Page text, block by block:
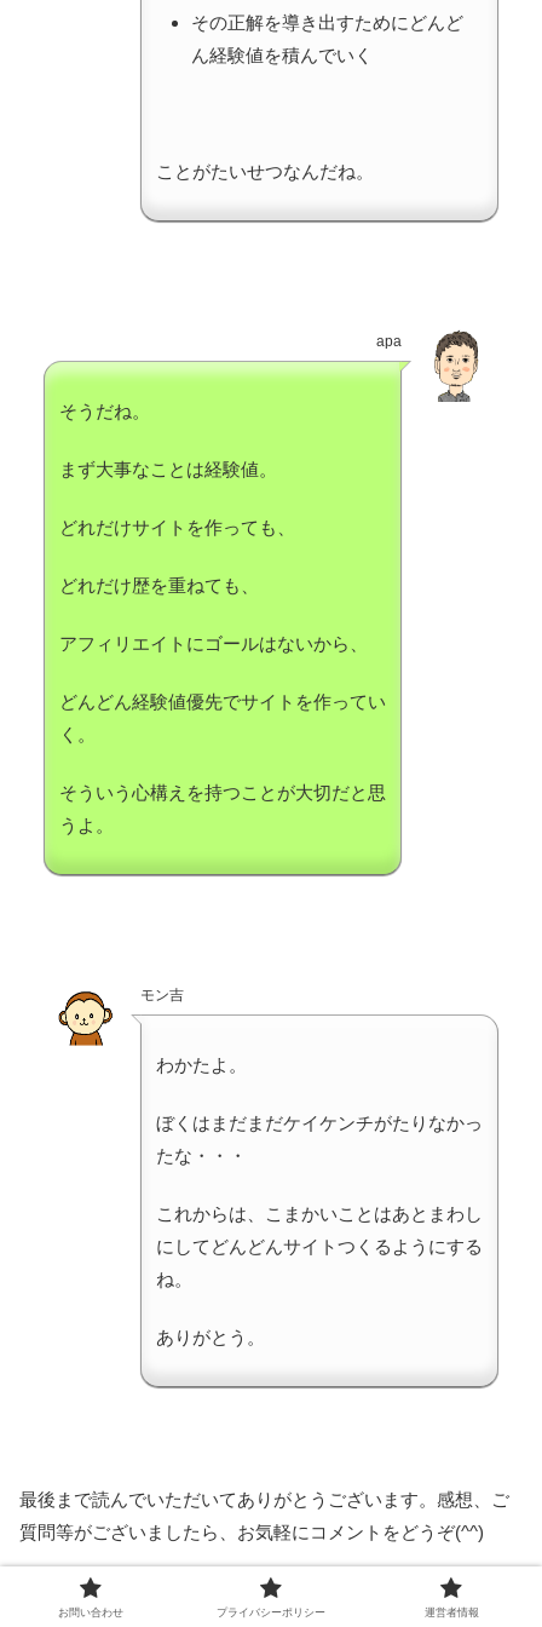
その正解を導き出すためにどんど
ん経験値を積んでいく
ことがたいせつなんだね。
apa
そうだね。
まず大事なことは経験値。
どれだけサイトを作っても、
どれだけ歴を重ねても、
アフィリエイトにゴールはないから、
どんどん経験値優先でサイトを作ってい
く。
そういう心構えを持つことが大切だと思
うよ。
モン吉
わかたよ。
ぼくはまだまだケイケンチがたりなかっ
たな・・・
これからは、こまかいことはあとまわし
にしてどんどんサイトつくるようにする
ね。
ありがとう。
最後まで読んでいただいてありがとうございます。感想、ご
質問等がございましたら、お気軽にコメントをどうぞ(^^)
お問い合わせ プライバシーポリシー 運営者情報